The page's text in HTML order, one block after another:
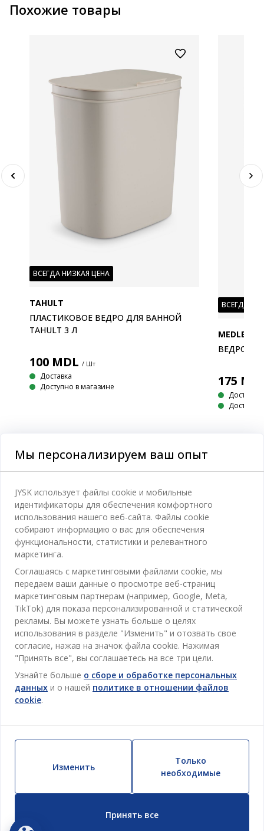
Похожие товары
ВСЕГДА НИЗКАЯ ЦЕНА
TAHULT
ПЛАСТИКОВОЕ ВЕДРО ДЛЯ ВАННОЙ
TAHULT 3 Л
100MDL / Шт
Доставка
Доступно в магазине
ВСЕГДА
MEDLE
ВЕДРО С
175
Доставка
Категории
Спальня
Ванная
Кабинет
Гостиная
Столовая
Хранение
Шторы
Для Сада
Товары для дома
Кампания
Отдел обслуживания клиентов
Контакты службы поддержки клиентов
Магазины и часы работы
Акции
Пользовательское соглашение
Гарантия цены
Гарантия на продукт
Политика конфиденциальности
Настройки cookie
JYSK
Про JYSK
JYSK.com
Пресса
Вакансии
Новостная рассылка
ОФИС
TAROL-DD S.R.L. ул.Юбилейная, 41A мун. Кишинёв,
Республика Молдова
JYSK BUSINESS TO BUSINESS (B2B)
Продажи и работа с юридическими лицами
Телефон: 060 531 531
JYSK ОБСЛУЖИВАНИЕ КЛИЕНТОВ
Контактный центр для клиентов
Телефон: 022 022 030
E-mail: support@jysk.md
Следите за Jysk
Мы персонализируем ваш опыт
JYSK использует файлы cookie и мобильные
идентификаторы для обеспечения комфортного
использования нашего веб-сайта. Файлы cookie
собирают информацию о вас для обеспечения
функциональности, статистики и релевантного
маркетинга.
Соглашаясь с маркетинговыми файлами cookie, мы
передаем ваши данные о просмотре веб-страниц
маркетинговым партнерам (например, Google, Meta,
TikTok) для показа персонализированной и статической
рекламы. Вы можете узнать больше о целях
использования в разделе "Изменить" и отозвать свое
согласие, нажав на значок файла cookie. Нажимая
"Принять все", вы соглашаетесь на все три цели.
Узнайте больше о сборе и обработке персональных
данных и о нашей политике в отношении файлов
cookie.
Изменить
Только
необходимые
Принять все